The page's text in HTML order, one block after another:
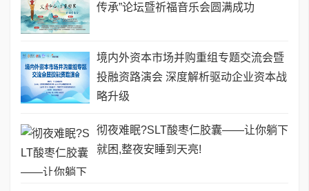
传承”论坛暨祈福音乐会圆满成功
境内外资本市场并购重组专题交流会暨
投融资路演会 深度解析驱动企业资本战
略升级
彻夜难眠?SLT酸枣仁胶囊——让你躺下
就困,整夜安睡到天亮!